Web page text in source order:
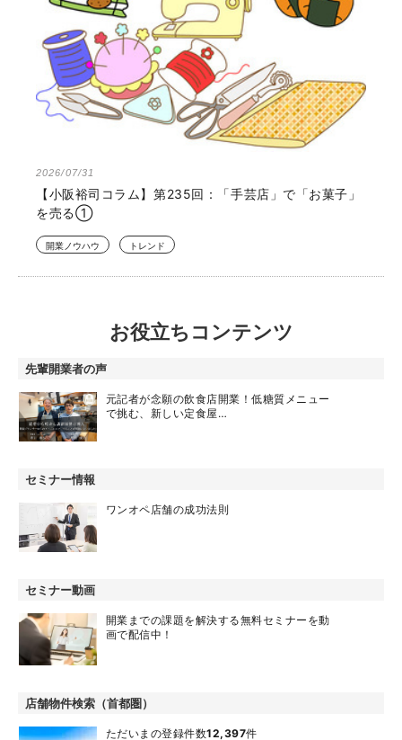
2026/07/31
【小阪裕司コラム】第235回：「手芸店」で「お菓子」
を売る①
開業ノウハウ トレンド
お役立ちコンテンツ
先輩開業者の声
元記者が念願の飲食店開業！低糖質メニュー
で挑む、新しい定食屋…
セミナー情報
ワンオペ店舗の成功法則
セミナー動画
開業までの課題を解決する無料セミナーを動
画で配信中！
店舗物件検索（首都圏）
ただいまの登録件数12,397件